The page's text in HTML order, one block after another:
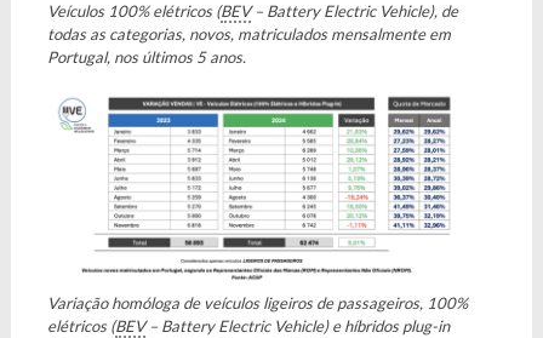
Veículos 100% elétricos (BEV– Battery Electric Vehicle), de
todas as categorias, novos, matriculados mensalmente em
Portugal, nos últimos 5 anos.
Variação homóloga de veículos ligeiros de passageiros, 100%
elétricos (BEV– Battery Electric Vehicle) e híbridos plug-in